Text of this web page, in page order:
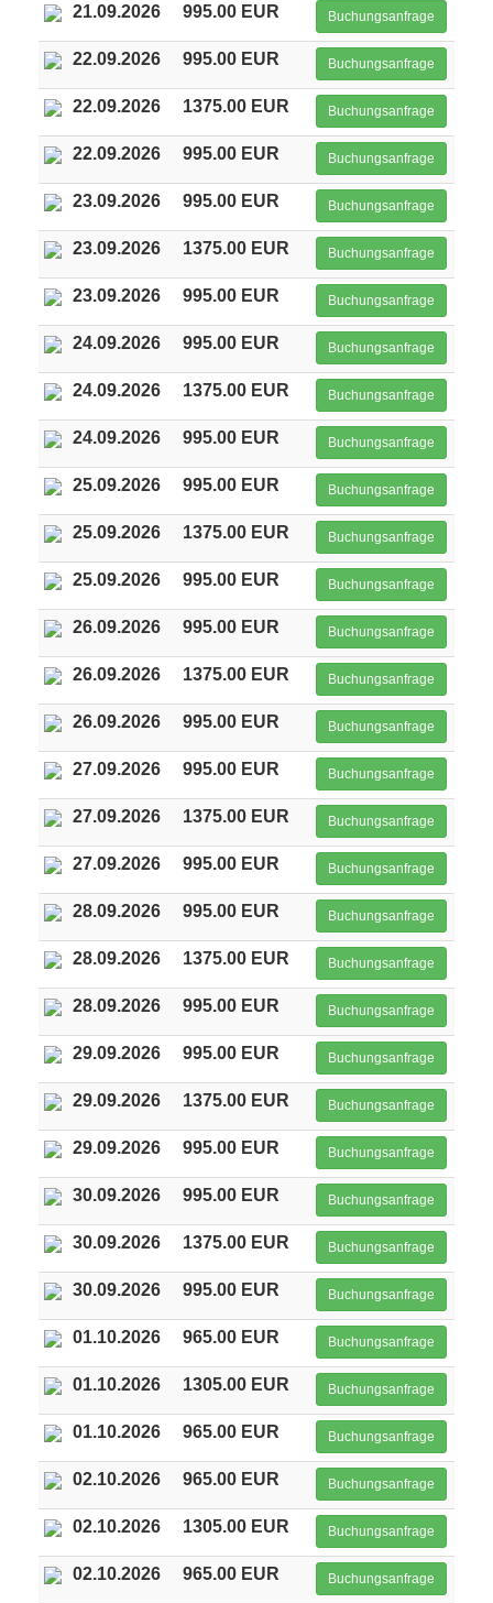
21.09.2026 995.00 EUR Buchungsanfrage
22.09.2026 995.00 EUR Buchungsanfrage
22.09.2026 1375.00 EUR Buchungsanfrage
22.09.2026 995.00 EUR Buchungsanfrage
23.09.2026 995.00 EUR Buchungsanfrage
23.09.2026 1375.00 EUR Buchungsanfrage
23.09.2026 995.00 EUR Buchungsanfrage
24.09.2026 995.00 EUR Buchungsanfrage
24.09.2026 1375.00 EUR Buchungsanfrage
24.09.2026 995.00 EUR Buchungsanfrage
25.09.2026 995.00 EUR Buchungsanfrage
25.09.2026 1375.00 EUR Buchungsanfrage
25.09.2026 995.00 EUR Buchungsanfrage
26.09.2026 995.00 EUR Buchungsanfrage
26.09.2026 1375.00 EUR Buchungsanfrage
26.09.2026 995.00 EUR Buchungsanfrage
27.09.2026 995.00 EUR Buchungsanfrage
27.09.2026 1375.00 EUR Buchungsanfrage
27.09.2026 995.00 EUR Buchungsanfrage
28.09.2026 995.00 EUR Buchungsanfrage
28.09.2026 1375.00 EUR Buchungsanfrage
28.09.2026 995.00 EUR Buchungsanfrage
29.09.2026 995.00 EUR Buchungsanfrage
29.09.2026 1375.00 EUR Buchungsanfrage
29.09.2026 995.00 EUR Buchungsanfrage
30.09.2026 995.00 EUR Buchungsanfrage
30.09.2026 1375.00 EUR Buchungsanfrage
30.09.2026 995.00 EUR Buchungsanfrage
01.10.2026 965.00 EUR Buchungsanfrage
01.10.2026 1305.00 EUR Buchungsanfrage
01.10.2026 965.00 EUR Buchungsanfrage
02.10.2026 965.00 EUR Buchungsanfrage
02.10.2026 1305.00 EUR Buchungsanfrage
02.10.2026 965.00 EUR Buchungsanfrage